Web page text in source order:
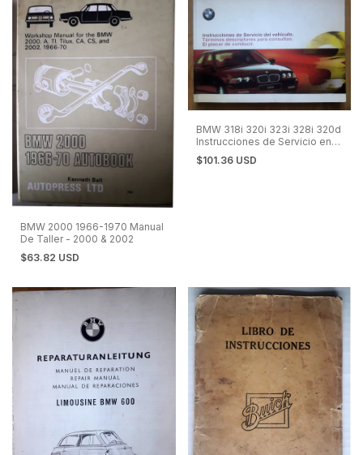
BMW 2000 1966-1970 Manual
De Taller - 2000 & 2002
$63.82 USD
BMW 318i 320i 323i 328i 320d
Instrucciones de Servicio en
Español 1998
$101.36 USD